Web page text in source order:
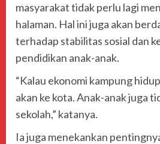
masyarakat tidak perlu lagi
halaman. Hal ini juga akan
terhadap stabilitas sosial dan
pendidikan anak-anak.
“Kalau ekonomi kampung
akan ke kota. Anak-anak juga
sekolah,” katanya.
Ia juga menekankan